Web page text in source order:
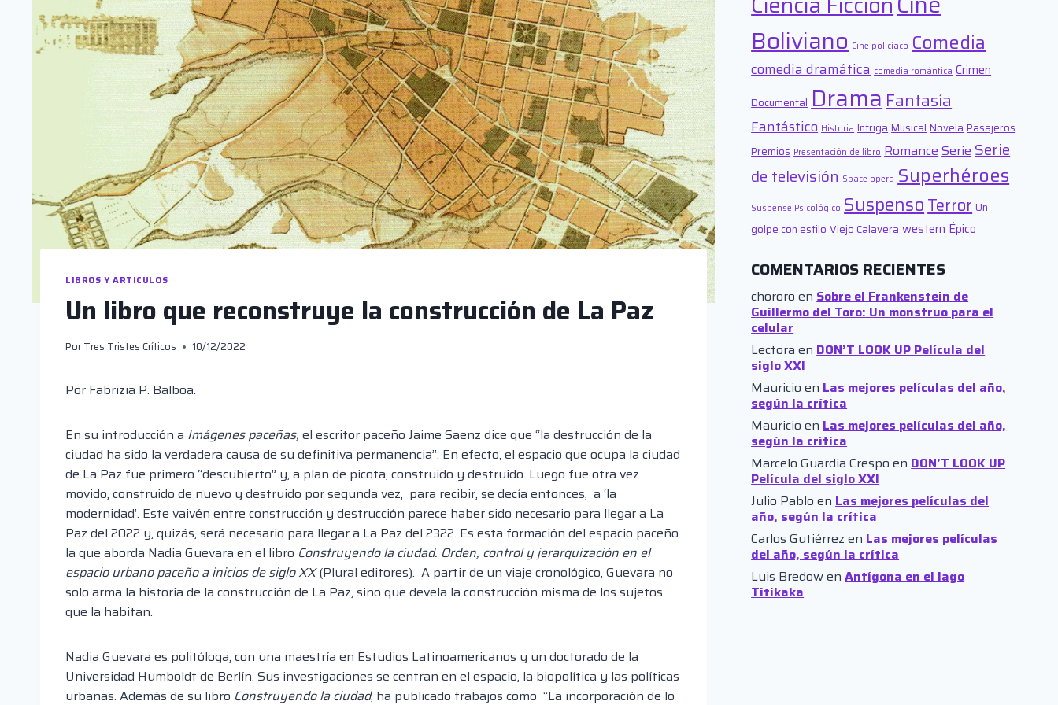
LIBROS Y ARTICULOS
Un libro que reconstruye la construcción de La Paz
PorTres Tristes Críticos 10/12/2022
Por Fabrizia P. Balboa.
En su introducción a Imágenes paceñas, el escritor paceño Jaime Saenz dice que “la destrucción de la
ciudad ha sido la verdadera causa de su definitiva permanencia”. En efecto, el espacio que ocupa la ciudad
de La Paz fue primero “descubierto” y, a plan de picota, construido y destruido. Luego fue otra vez
movido, construido de nuevo y destruido por segunda vez, para recibir, se decía entonces, a ‘la
modernidad’. Este vaivén entre construcción y destrucción parece haber sido necesario para llegar a La
Paz del 2022 y, quizás, será necesario para llegar a La Paz del 2322. Es esta formación del espacio paceño
la que aborda Nadia Guevara en el libro Construyendo la ciudad. Orden, control y jerarquización en el
espacio urbano paceño a inicios de siglo XX(Plural editores). A partir de un viaje cronológico, Guevara no
solo arma la historia de la construcción de La Paz, sino que devela la construcción misma de los sujetos
que la habitan.
Nadia Guevara es politóloga, con una maestría en Estudios Latinoamericanos y un doctorado de la
Universidad Humboldt de Berlín. Sus investigaciones se centran en el espacio, la biopolítica y las políticas
urbanas. Además de su libro Construyendo la ciudad, ha publicado trabajos como “La incorporación de lo
Boliviano Cine policíaco Comedia
comedia dramática comedia romántica Crimen
Documental DramaFantasía
Fantástico Historia Intriga Musical Novela Pasajeros
Premios Presentación de libro RomanceSerieSerie
de televisión Space opera Superhéroes
Suspense Psicológico SuspensoTerror Un
golpe con estilo Viejo Calavera western Épico
COMENTARIOS RECIENTES
chororo enSobre el Frankenstein de
Guillermo del Toro: Un monstruo para el
celular
Lectora enDON’T LOOK UP Película del
siglo XXI
Mauricio enLas mejores películas del año,
según la crítica
Mauricio enLas mejores películas del año,
según la crítica
Marcelo Guardia Crespo enDON’T LOOK UP
Película del siglo XXI
Julio Pablo enLas mejores películas del
año, según la crítica
Carlos Gutiérrez enLas mejores películas
del año, según la crítica
Luis BredowenAntígona en el lago
Titikaka